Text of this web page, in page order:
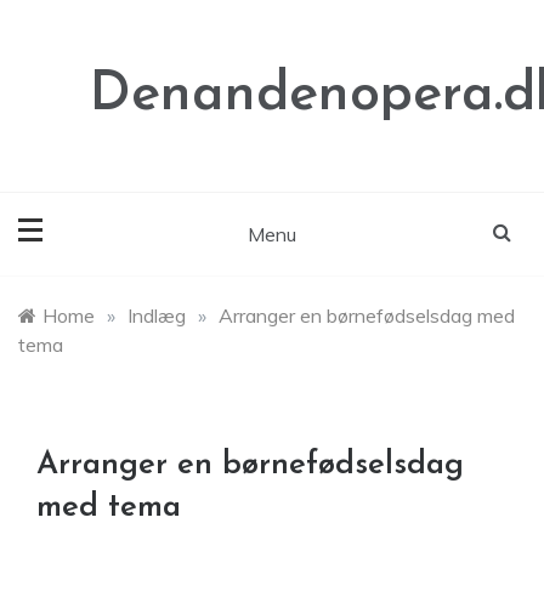
Menu
Home » Indlæg » Arranger en børnefødselsdag med
tema
Arranger en børnefødselsdag
med tema